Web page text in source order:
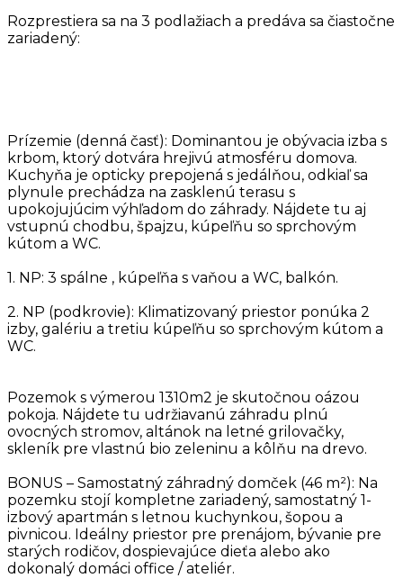
Rozprestiera sa na 3 podlažiach a predáva sa čiastočne
zariadený:
Prízemie (denná časť): Dominantou je obývacia izba s
krbom, ktorý dotvára hrejivú atmosféru domova.
Kuchyňa je opticky prepojená s jedálňou, odkiaľ sa
plynule prechádza na zasklenú terasu s
upokojujúcim výhľadom do záhrady. Nájdete tu aj
vstupnú chodbu, špajzu, kúpeľňu so sprchovým
kútom a WC.
1. NP: 3 spálne , kúpeľňa s vaňou a WC, balkón.
2. NP (podkrovie): Klimatizovaný priestor ponúka 2
izby, galériu a tretiu kúpeľňu so sprchovým kútom a
WC.
Pozemok s výmerou 1310m2 je skutočnou oázou
pokoja. Nájdete tu udržiavanú záhradu plnú
ovocných stromov, altánok na letné grilovačky,
skleník pre vlastnú bio zeleninu a kôlňu na drevo.
BONUS – Samostatný záhradný domček (46 m²): Na
pozemku stojí kompletne zariadený, samostatný 1-
izbový apartmán s letnou kuchynkou, šopou a
pivnicou. Ideálny priestor pre prenájom, bývanie pre
starých rodičov, dospievajúce dieťa alebo ako
dokonalý domáci office / ateliér.